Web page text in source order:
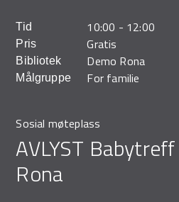
Tid 10:00 - 12:00
Pris Gratis
Bibliotek Demo Rona
Målgruppe For familie
Sosial møteplass
AVLYST
Rona